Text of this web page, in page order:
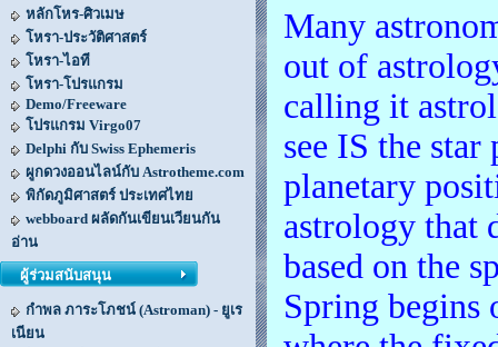
หลักโหร-ศิวเมษ
โหรา-ประวัติศาสตร์
โหรา-ไอที
โหรา-โปรแกรม
Demo/Freeware
โปรแกรม Virgo07
Delphi กับ Swiss Ephemeris
ผูกดวงออนไลน์กับ Astrotheme.com
พิกัดภูมิศาสตร์ ประเทศไทย
webboard ผลัดกันเขียนเวียนกัน
อ่าน
ผู้ร่วมสนับสนุน
กำพล ภาระโภชน์ (Astroman) - ยูเร
เนียน
Many
out of
calling it
see IS the
planetary
astrology that
based on the
Spring begins